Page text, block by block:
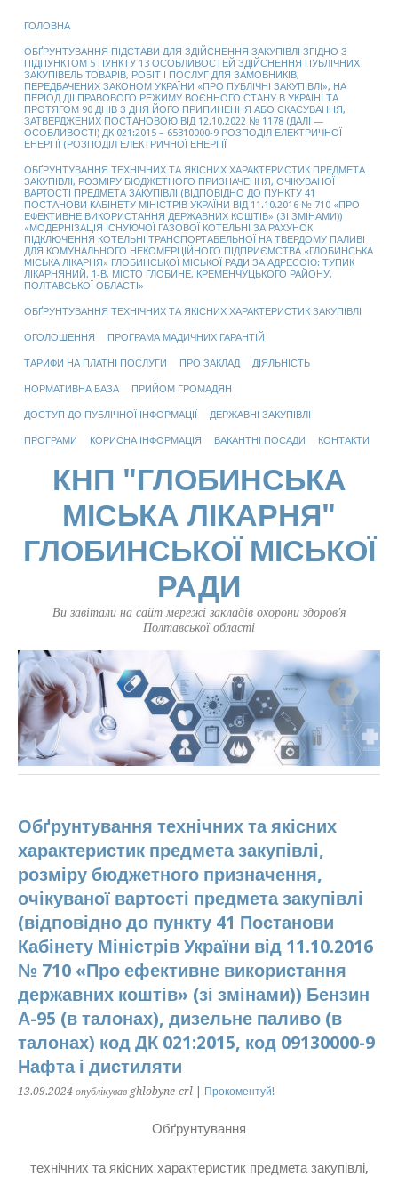
ГОЛОВНА
ОБҐРУНТУВАННЯ ПІДСТАВИ ДЛЯ ЗДІЙСНЕННЯ ЗАКУПІВЛІ ЗГІДНО З
ПІДПУНКТОМ 5 ПУНКТУ 13 ОСОБЛИВОСТЕЙ ЗДІЙСНЕННЯ ПУБЛІЧНИХ
ЗАКУПІВЕЛЬ ТОВАРІВ, РОБІТ І ПОСЛУГ ДЛЯ ЗАМОВНИКІВ,
ПЕРЕДБАЧЕНИХ ЗАКОНОМ УКРАЇНИ «ПРО ПУБЛІЧНІ ЗАКУПІВЛІ», НА
ПЕРІОД ДІЇ ПРАВОВОГО РЕЖИМУ ВОЄННОГО СТАНУ В УКРАЇНІ ТА
ПРОТЯГОМ 90 ДНІВ З ДНЯ ЙОГО ПРИПИНЕННЯ АБО СКАСУВАННЯ,
ЗАТВЕРДЖЕНИХ ПОСТАНОВОЮ ВІД 12.10.2022 № 1178 (ДАЛІ —
ОСОБЛИВОСТІ) ДК 021:2015 – 65310000-9 РОЗПОДІЛ ЕЛЕКТРИЧНОЇ
ЕНЕРГІЇ (РОЗПОДІЛ ЕЛЕКТРИЧНОЇ ЕНЕРГІЇ
ОБҐРУНТУВАННЯ ТЕХНІЧНИХ ТА ЯКІСНИХ ХАРАКТЕРИСТИК ПРЕДМЕТА
ЗАКУПІВЛІ, РОЗМІРУ БЮДЖЕТНОГО ПРИЗНАЧЕННЯ, ОЧІКУВАНОЇ
ВАРТОСТІ ПРЕДМЕТА ЗАКУПІВЛІ (ВІДПОВІДНО ДО ПУНКТУ 41
ПОСТАНОВИ КАБІНЕТУ МІНІСТРІВ УКРАЇНИ ВІД 11.10.2016 № 710 «ПРО
ЕФЕКТИВНЕ ВИКОРИСТАННЯ ДЕРЖАВНИХ КОШТІВ» (ЗІ ЗМІНАМИ))
«МОДЕРНІЗАЦІЯ ІСНУЮЧОЇ ГАЗОВОЇ КОТЕЛЬНІ ЗА РАХУНОК
ПІДКЛЮЧЕННЯ КОТЕЛЬНІ ТРАНСПОРТАБЕЛЬНОЇ НА ТВЕРДОМУ ПАЛИВІ
ДЛЯ КОМУНАЛЬНОГО НЕКОМЕРЦІЙНОГО ПІДПРИЄМСТВА «ГЛОБИНСЬКА
МІСЬКА ЛІКАРНЯ» ГЛОБИНСЬКОЇ МІСЬКОЇ РАДИ ЗА АДРЕСОЮ: ТУПИК
ЛІКАРНЯНИЙ, 1-В, МІСТО ГЛОБИНЕ, КРЕМЕНЧУЦЬКОГО РАЙОНУ,
ПОЛТАВСЬКОЇ ОБЛАСТІ»
ОБҐРУНТУВАННЯ ТЕХНІЧНИХ ТА ЯКІСНИХ ХАРАКТЕРИСТИК ЗАКУПІВЛІ
ОГОЛОШЕННЯ ПРОГРАМА МАДИЧНИХ ГАРАНТІЙ
ТАРИФИ НА ПЛАТНІ ПОСЛУГИ ПРО ЗАКЛАД ДІЯЛЬНІСТЬ
НОРМАТИВНА БАЗА ПРИЙОМ ГРОМАДЯН
ДОСТУП ДО ПУБЛІЧНОЇ ІНФОРМАЦІЇ ДЕРЖАВНІ ЗАКУПІВЛІ
ПРОГРАМИ КОРИСНА ІНФОРМАЦІЯ ВАКАНТНІ ПОСАДИ КОНТАКТИ
КНП "ГЛОБИНСЬКА
МІСЬКА ЛІКАРНЯ"
ГЛОБИНСЬКОЇ МІСЬКОЇ
РАДИ
Ви завітали на сайт мережі закладів охорони здоров'я
Полтавської області
Обґрунтування технічних та якісних
характеристик предмета закупівлі,
розміру бюджетного призначення,
очікуваної вартості предмета закупівлі
(відповідно до пункту 41 Постанови
Кабінету Міністрів України від 11.10.2016
№ 710 «Про ефективне використання
державних коштів» (зі змінами)) Бензин
А-95 (в талонах), дизельне паливо (в
талонах) код ДК 021:2015, код 09130000-9
Нафта і дистиляти
13.09.2024 опублікував ghlobyne-crl Прокоментуй!
Обґрунтування
технічних та якісних характеристик предмета закупівлі,